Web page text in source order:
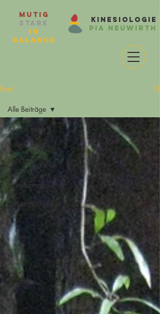
Kinesiologie
Pia Neuwirth
Mutig
Stark
in
balance
Feed
Alle Beiträge
Kinesiologie
Sport und
Training
Transformation
Selbstständigkeit
Alle Beiträge